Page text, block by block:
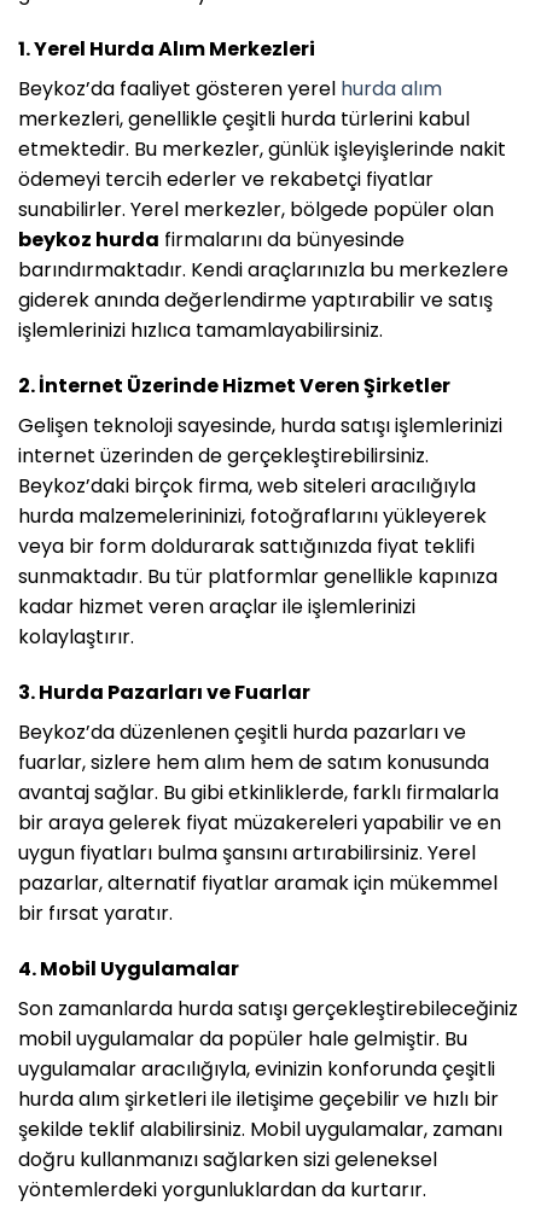
1. Yerel Hurda Alım Merkezleri
Beykoz’da faaliyet gösteren yerel hurda alım
merkezleri, genellikle çeşitli hurda türlerini kabul
etmektedir. Bu merkezler, günlük işleyişlerinde nakit
ödemeyi tercih ederler ve rekabetçi fiyatlar
sunabilirler. Yerel merkezler, bölgede popüler olan
beykoz hurda firmalarını da bünyesinde
barındırmaktadır. Kendi araçlarınızla bu merkezlere
giderek anında değerlendirme yaptırabilir ve satış
işlemlerinizi hızlıca tamamlayabilirsiniz.
2. İnternet Üzerinde Hizmet Veren Şirketler
Gelişen teknoloji sayesinde, hurda satışı işlemlerinizi
internet üzerinden de gerçekleştirebilirsiniz.
Beykoz’daki birçok firma, web siteleri aracılığıyla
hurda malzemelerininizi, fotoğraflarını yükleyerek
veya bir form doldurarak sattığınızda fiyat teklifi
sunmaktadır. Bu tür platformlar genellikle kapınıza
kadar hizmet veren araçlar ile işlemlerinizi
kolaylaştırır.
3. Hurda Pazarları ve Fuarlar
Beykoz’da düzenlenen çeşitli hurda pazarları ve
fuarlar, sizlere hem alım hem de satım konusunda
avantaj sağlar. Bu gibi etkinliklerde, farklı firmalarla
bir araya gelerek fiyat müzakereleri yapabilir ve en
uygun fiyatları bulma şansını artırabilirsiniz. Yerel
pazarlar, alternatif fiyatlar aramak için mükemmel
bir fırsat yaratır.
4. Mobil Uygulamalar
Son zamanlarda hurda satışı gerçekleştirebileceğiniz
mobil uygulamalar da popüler hale gelmiştir. Bu
uygulamalar aracılığıyla, evinizin konforunda çeşitli
hurda alım şirketleri ile iletişime geçebilir ve hızlı bir
şekilde teklif alabilirsiniz. Mobil uygulamalar, zamanı
doğru kullanmanızı sağlarken sizi geleneksel
yöntemlerdeki yorgunluklardan da kurtarır.